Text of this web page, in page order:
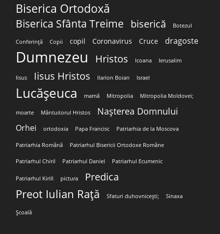
Biserica Ortodoxă
Biserica Sfânta Treime biserică Botezul
Conferință Copii copil Coronavirus Cruce dragoste
Dumnezeu Hristos Icoana Ierusalim
Iisus Iisus Hristos Ilarion Boian Israel
Lucășeuca mamă Mitropolia Mitropolia Moldovei;
moarte Mântuitorul Hristos Nașterea Domnului
Orhei ortodoxia Papa Francisc Patriarhia de la Moscova
Patriarhia Română Patriarhul Bisericii Ortodoxe Române
Patriarhul Chiril Patriarhul Daniel Patriarhul Ecumenic
Patriarhul Kirill pictura Predica
Preot Iulian Rață Sfaturi duhovnicești; Sinaxa
Școală